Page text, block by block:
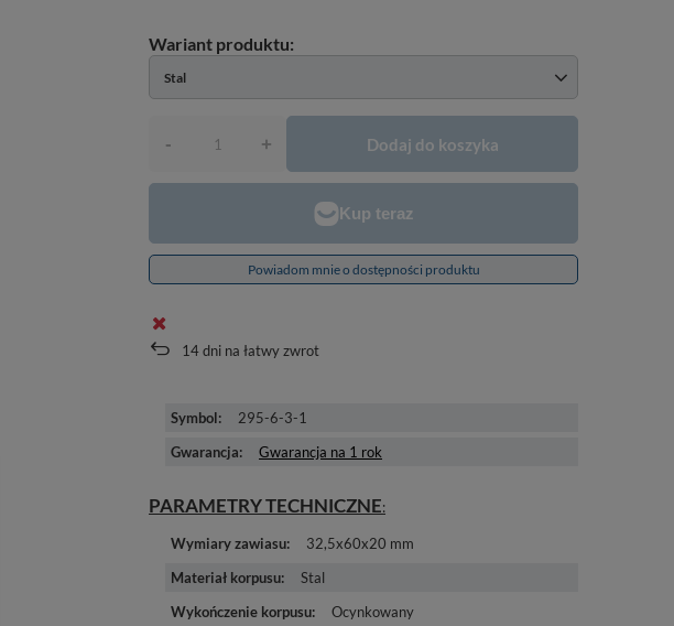
Stal
- + Dodaj do koszyka
Powiadom mnie o dostępności produktu
14dni na łatwy zwrot
Symbol
295-6-3-1
Gwarancja
Gwarancja na 1 rok
PARAMETRY TECHNICZNE
Wymiary zawiasu
32,5x60x20 mm
Materiał korpusu
Stal
Wykończenie korpusu
Ocynkowany